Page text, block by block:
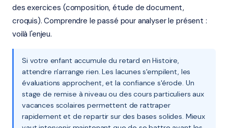
des exercices (composition, étude de document,
croquis). Comprendre le passé pour analyser le présent :
voilà l'enjeu.
Si votre enfant accumule du retard en Histoire,
attendre n'arrange rien. Les lacunes s'empilent, les
évaluations approchent, et la confiance s'érode. Un
stage de remise à niveau ou des cours particuliers aux
vacances scolaires permettent de rattraper
rapidement et de repartir sur des bases solides. Mieux